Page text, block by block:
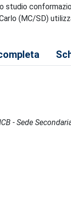
(MC/SD)
- Sede